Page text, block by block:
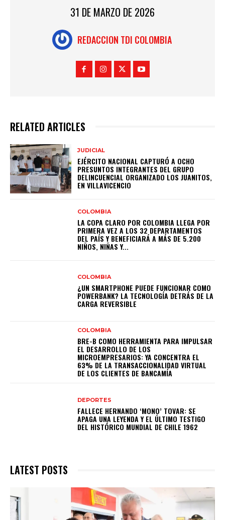
31 DE MARZO DE 2026
REDACCION TDI COLOMBIA
RELATED ARTICLES
JUDICIAL
EJÉRCITO NACIONAL CAPTURÓ A OCHO
PRESUNTOS INTEGRANTES DEL GRUPO
DELINCUENCIAL ORGANIZADO LOS JUANITOS,
EN VILLAVICENCIO
COLOMBIA
LA COPA CLARO POR COLOMBIA LLEGA POR
PRIMERA VEZ A LOS 32 DEPARTAMENTOS
DEL PAÍS Y BENEFICIARÁ A MÁS DE 5.200
NIÑOS, NIÑAS Y...
COLOMBIA
¿UN SMARTPHONE PUEDE FUNCIONAR COMO
POWERBANK? LA TECNOLOGÍA DETRÁS DE LA
CARGA REVERSIBLE
COLOMBIA
BRE-B COMO HERRAMIENTA PARA IMPULSAR
EL DESARROLLO DE LOS
MICROEMPRESARIOS: YA CONCENTRA EL
63% DE LA TRANSACCIONALIDAD VIRTUAL
DE LOS CLIENTES DE BANCAMÍA
DEPORTES
FALLECE HERNANDO ‘MONO’ TOVAR: SE
APAGA UNA LEYENDA Y EL ÚLTIMO TESTIGO
DEL HISTÓRICO MUNDIAL DE CHILE 1962
LATEST POSTS